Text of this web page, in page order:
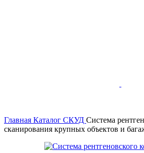
Главная Каталог СКУД Система
сканирования крупных объектов и